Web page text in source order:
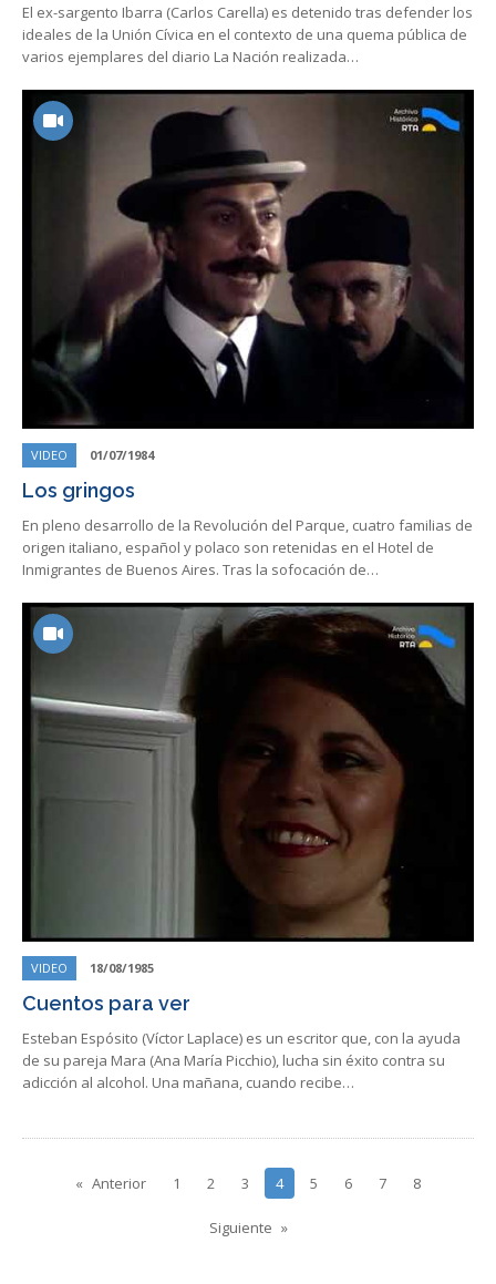
El ex-sargento Ibarra (Carlos Carella) es detenido tras defender los
ideales de la Unión Cívica en el contexto de una quema pública de
varios ejemplares del diario La Nación realizada…
VIDEO 01/07/1984
Los gringos
En pleno desarrollo de la Revolución del Parque, cuatro familias de
origen italiano, español y polaco son retenidas en el Hotel de
Inmigrantes de Buenos Aires. Tras la sofocación de…
VIDEO 18/08/1985
Cuentos para ver
Esteban Espósito (Víctor Laplace) es un escritor que, con la ayuda
de su pareja Mara (Ana María Picchio), lucha sin éxito contra su
adicción al alcohol. Una mañana, cuando recibe…
Anterior 1 2 3 4 5 6 7 8
Siguiente